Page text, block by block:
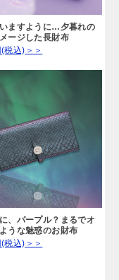
いますように…夕暮れの
メージした長財布
(税込)＞＞